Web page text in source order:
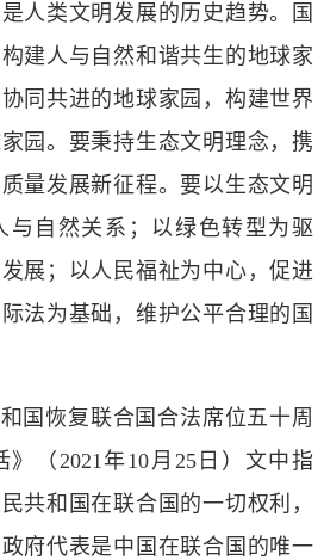
人类文明发展的历史趋势。国
建人与自然和谐共生的地球家
同共进的地球家园，构建世界
园。要秉持生态文明理念，携
量发展新征程。要以生态文明
与自然关系；以绿色转型为驱
展；以人民福祉为中心，促进
法为基础，维护公平合理的国
国恢复联合国合法席位五十周
（2021年10月25日）文中指
共和国在联合国的一切权利，
府代表是中国在联合国的唯一